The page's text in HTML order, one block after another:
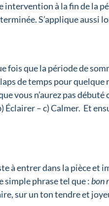
intervention à la fin de la
S’applique aussi
fois que la période de
de temps pour quelque
vous n’aurez pas
Éclairer – c) Calmer. Et
à entrer dans la pièce et
simple phrase tel que :bon
sur un ton tendre et